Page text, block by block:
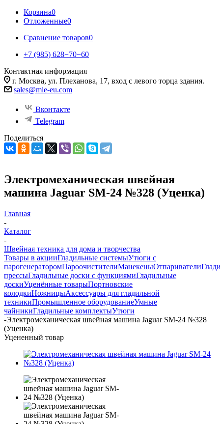
Корзина0
Отложенные0
Сравнение товаров0
+7 (985) 628−70−60
Контактная информация
г. Москва, ул. Плеханова, 17, вход с левого торца здания.
sales@mie-eu.com
Вконтакте
Telegram
Поделиться
Электромеханическая швейная
машина Jaguar SM-24 №328 (Уценка)
Главная
-
Каталог
-
Швейная техника для дома и творчества
Товары в акцииГладильные системыУтюги с
парогенераторомПароочистителиМанекеныОтпариватели
прессыГладильные доски с функциямиГладильные
доскиУценённые товарыПортновские
колодкиНожницыАксессуары для гладильной
техникиПромышленное оборудованиеУмные
чайникиГладильные комплектыУтюги
-Электромеханическая швейная машина Jaguar SM-24 №328
(Уценка)
Уцененный товар